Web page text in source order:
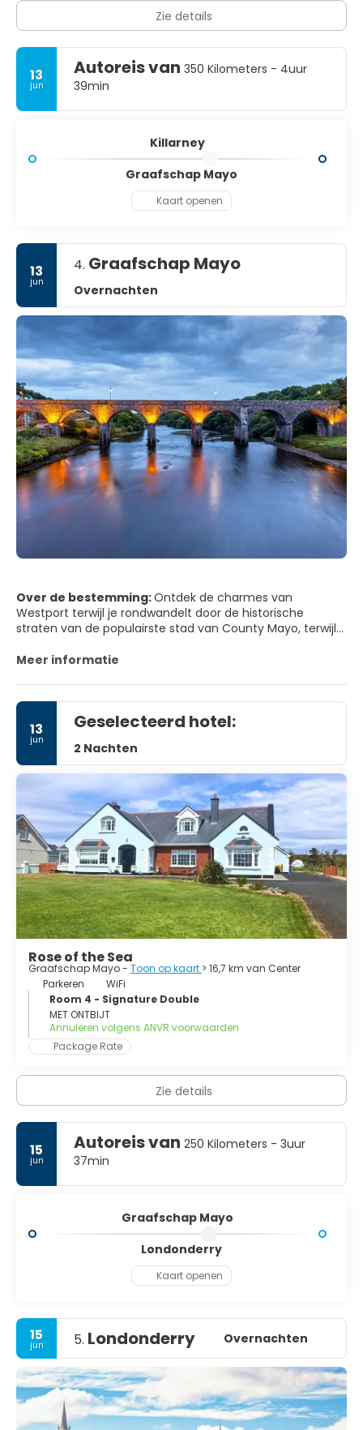
Zie details
13
jun
Autoreis van 350 Kilometers - 4uur
39min
Killarney
Graafschap Mayo
Kaart openen
13
jun
4. Graafschap Mayo
Overnachten
Over de bestemming:Ontdek de charmes van
Westport terwijl je rondwandelt door de historische
straten van de populairste stad van County Mayo, terwijl
pelgrims de Croagh Patrick beklimt.
Ga vervolgens naar het westen naar de kust en maak je
weg over de brug naar het majestueuze Achill Island. Van
het Blue Flag Beach van Keem Bay, tot de ongelooflijke
klifwandelingen en geweldig lokaal eten, je zult nooit naar
huis willen gaan.
Een reis naar Mayo, de meest boeiende provincie van
Ierland, zal lang in je geheugen blijven hangen.
Meer informatie
13
jun
Geselecteerd hotel:
2 Nachten
Rose of the Sea
Graafschap Mayo - Toon op kaart > 16,7 km van Center
Parkeren
WiFi
Room 4 - Signature Double
MET ONTBIJT
Annuleren volgens ANVR voorwaarden
Package Rate
Zie details
15
jun
Autoreis van 250 Kilometers - 3uur
37min
Graafschap Mayo
Londonderry
Kaart openen
15
jun 5. Londonderry Overnachten